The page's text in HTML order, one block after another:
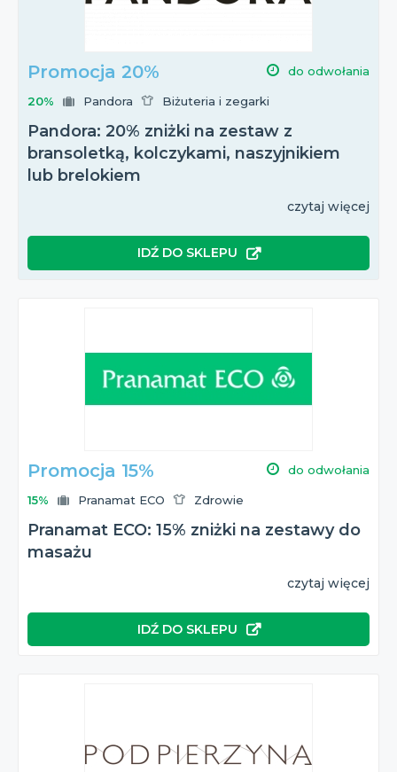
Promocja 20% do odwołania
20% Pandora Biżuteria i zegarki
Pandora: 20% zniżki na zestaw z
bransoletką, kolczykami, naszyjnikiem
lub brelokiem
czytaj więcej
IDŹ DO SKLEPU
Promocja 15% do odwołania
15% Pranamat ECO Zdrowie
Pranamat ECO: 15% zniżki na zestawy do
masażu
czytaj więcej
IDŹ DO SKLEPU